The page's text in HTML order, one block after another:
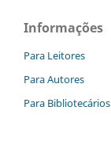
Informações
Para Leitores
Para Autores
Para Bibliotecários